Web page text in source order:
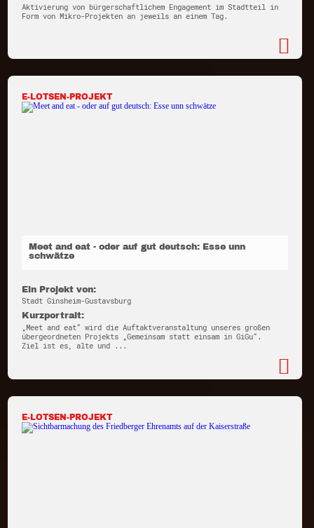
Aktivierung von bürgerschaftlichem Engagement im Stadtteil in
Form von Mikro-Projekten an jeweils an einem Tag.
E-LOTSEN-PROJEKT
Meet and eat - oder auf gut deutsch: Esse unn
schwätze
Ein Projekt von:
Stadt Ginsheim-Gustavsburg
Kurzportrait:
„Meet and eat“ wird die Auftaktveranstaltung unseres großen
übergeordneten Projekts „Gemeinsam statt einsam in GiGu“.
Ziel ist es, alte und ...
E-LOTSEN-PROJEKT